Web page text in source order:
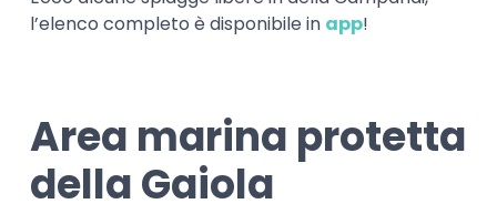
l’elenco completo è disponibile in app!
Area marina protetta
della Gaiola